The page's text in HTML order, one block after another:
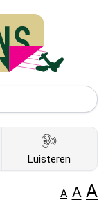
Luisteren
A A A